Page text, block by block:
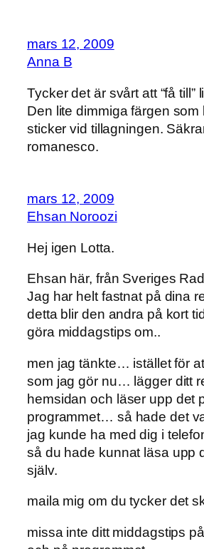
mars 12, 2009
Anna B
Tycker det är svårt att “få till”
Den lite dimmiga färgen som
sticker vid tillagningen.
romanesco.
mars 12, 2009
Ehsan Noroozi
Hej igen Lotta.
Ehsan här, från Sveriges
Jag har helt fastnat på dina
detta blir den andra på kort
göra middagstips om..
men jag tänkte… istället för
som jag gör nu… lägger ditt
hemsidan och läser upp det
programmet… så hade det
jag kunde ha med dig i
så du hade kunnat läsa upp
själv.
maila mig om du tycker det
missa inte ditt middagstips